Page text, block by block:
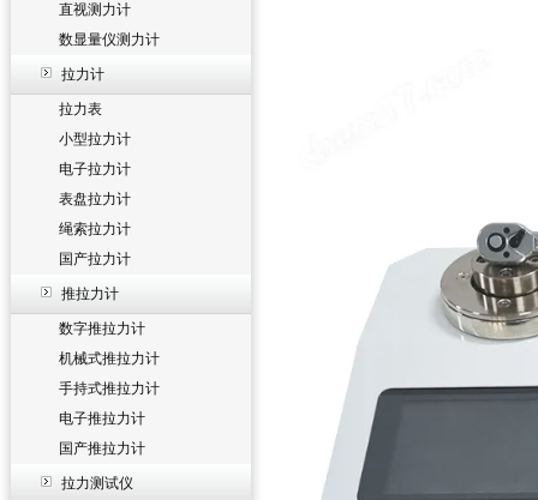
直视测力计
数显量仪测力计
拉力计
拉力表
小型拉力计
电子拉力计
表盘拉力计
绳索拉力计
国产拉力计
推拉力计
数字推拉力计
机械式推拉力计
手持式推拉力计
电子推拉力计
国产推拉力计
拉力测试仪